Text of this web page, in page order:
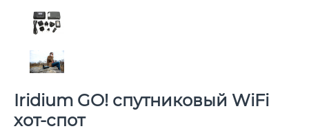
Iridium GO! спутниковый WiFi
хот-спот